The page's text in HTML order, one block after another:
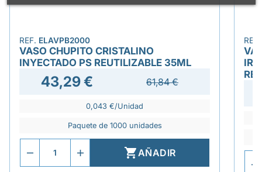
REF. ELAVPB2000
VASO CHUPITO CRISTALINO
INYECTADO PS REUTILIZABLE 35ML
43,29 € 61,84 €
0,043 €/Unidad
Paquete de 1000 unidades
AÑADIR